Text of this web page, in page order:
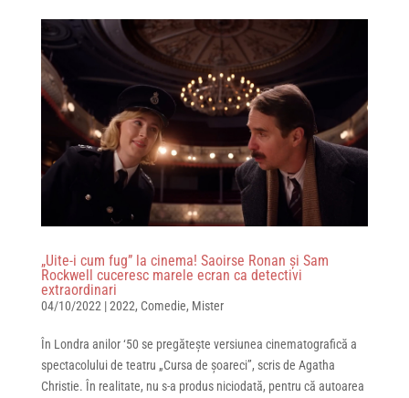
„Uite-i cum fug” la cinema! Saoirse Ronan și Sam
Rockwell cuceresc marele ecran ca detectivi
extraordinari
04/10/2022 |2022, Comedie, Mister
În Londra anilor ‘50 se pregătește versiunea cinematografică a
spectacolului de teatru „Cursa de șoareci”, scris de Agatha
Christie. În realitate, nu s-a produs niciodată, pentru că autoarea